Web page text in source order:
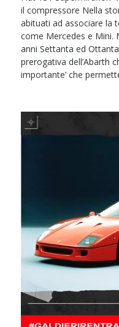
il compressore Nella
abituati ad associare la
come Mercedes e Mini.
anni Settanta ed
prerogativa dell’Abarth
importante’ che